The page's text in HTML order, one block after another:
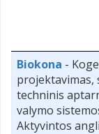
Biokona -
projektavimas,
techninis
valymo
Aktyvintos